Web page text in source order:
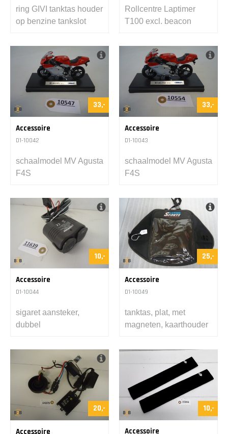
ring GIVI tanktas houder
op benzine tankslot
Rollcentre Laptimer
T100 excl. beacon
33,-
Accessoire
D1-10042
schaalmodel MV Agusta
F4S
33,-
Accessoire
D1-10043
schaalmodel MV Agusta
F4S
10,-
Accessoire
D1-10044
sigaret aansteker,
dubbel
25,-
Accessoire
D1-10049
tanktas, plat, met
magneten, kaarthouder
20,-
Accessoire
10,-
Accessoire